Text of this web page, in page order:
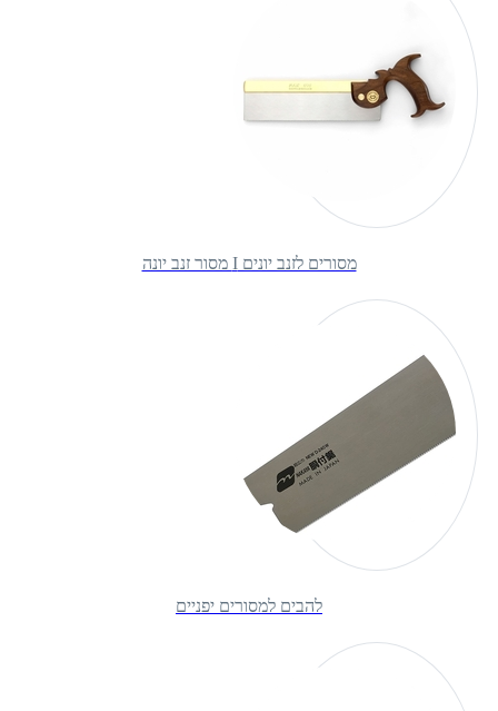
מסורים לזנב יונים I מסור זנב יונה
להבים למסורים יפניים